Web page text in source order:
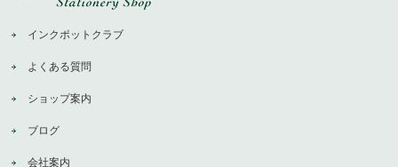
インクポットクラブ
よくある質問
ショップ案内
ブログ
会社案内